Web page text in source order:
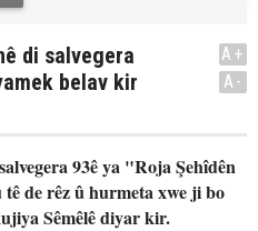
di salvegera
belav kir
A+
A-
93ê ya "Roja Şehîdên
de rêz û hurmeta xwe ji bo
Sêmêlê diyar kir.